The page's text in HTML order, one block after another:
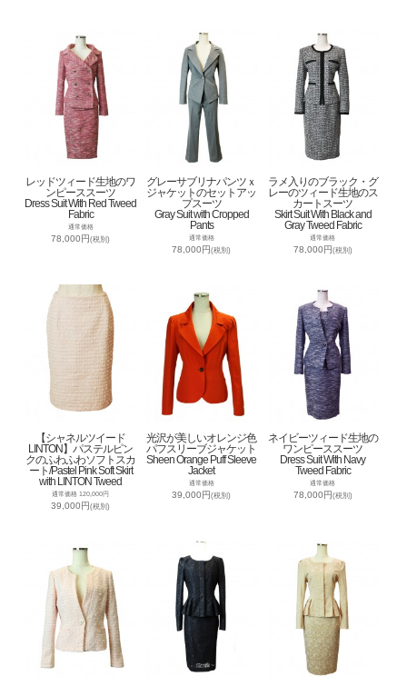
レッドツィード生地のワ
ンピーススーツ
Dress Suit With Red Tweed
Fabric
通常価格
78,000円(税別)
グレーサブリナパンツｘ
ジャケットのセットアッ
プスーツ
Gray Suit with Cropped
Pants
通常価格
78,000円(税別)
ラメ入りのブラック・グ
レーのツィード生地のス
カートスーツ
Skirt Suit With Black and
Gray Tweed Fabric
通常価格
78,000円(税別)
【シャネルツイード
LINTON】パステルピン
クのふわふわソフトスカ
ート/Pastel Pink Soft Skirt
with LINTON Tweed
通常価格 120,000円
39,000円(税別)
光沢が美しいオレンジ色
パフスリーブジャケット
Sheen Orange Puff Sleeve
Jacket
通常価格
39,000円(税別)
ネイビーツィード生地の
ワンピーススーツ
Dress Suit With Navy
Tweed Fabric
通常価格
78,000円(税別)